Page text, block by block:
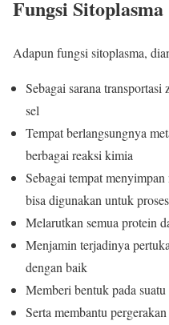
Fungsi Sitoplasma
Adapun fungsi sitoplasma,
Sebagai sarana
sel
Tempat berlangsungnya
berbagai reaksi kimia
Sebagai tempat
bisa digunakan untuk
Melarutkan semua protein
Menjamin terjadinya
dengan baik
Memberi bentuk pada suatu
Serta membantu